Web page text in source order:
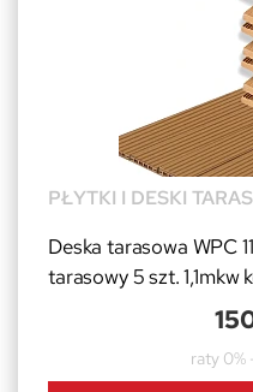
PŁYTKI I DESKI
Deska tarasowa WPC
tarasowy 5 szt. 1,1mkw
raty 0%